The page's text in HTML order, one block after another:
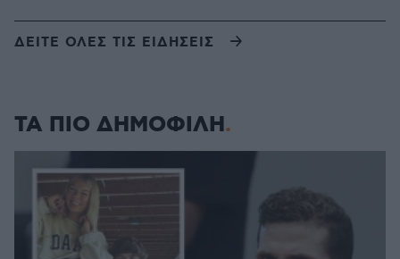
ΔΕΙΤΕ ΟΛΕΣ ΤΙΣ ΕΙΔΗΣΕΙΣ
ΤΑ ΠΙΟ ΔΗΜΟΦΙΛΗ